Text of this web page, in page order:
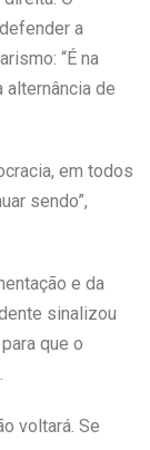
a
“É na
alternância de
em todos
sendo”,
e da
sinalizou
que o
voltará. Se